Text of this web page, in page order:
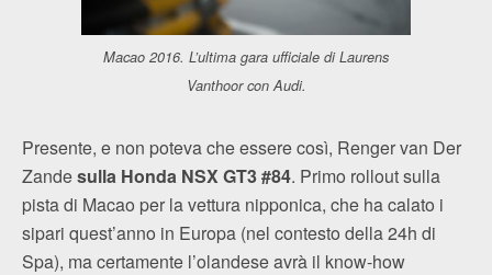
Macao 2016. L’ultima gara ufficiale di Laurens
Vanthoor con Audi.
Presente, e non poteva che essere così, Renger van Der
Zandesulla Honda NSX GT3 #84. Primo rollout sulla
pista di Macao per la vettura nipponica, che ha calato i
sipari quest’anno in Europa (nel contesto della 24h di
Spa), ma certamente l’olandese avrà il know-how